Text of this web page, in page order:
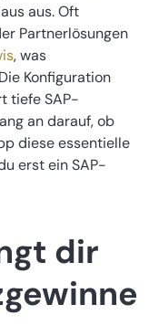
aus. Oft
Partnerlösungen
, was
Konfiguration
tiefe SAP-
an darauf, ob
diese essentielle
erst ein SAP-
dir